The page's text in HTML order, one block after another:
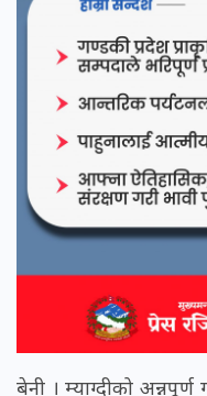
बेनी । म्याग्दीको